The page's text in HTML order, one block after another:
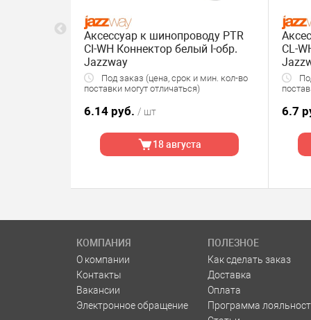
Аксессуар к шинопроводу PTR
CI-WH Коннектор белый I-обр.
Jazzway
Под заказ (цена, срок и мин. кол-во
поставки могут отличаться)
6.14 руб. / шт
18 августа
CL-
6.7
КОМПАНИЯ
О компании
Контакты
Вакансии
Электронное обращение
ПОЛЕЗНОЕ
Как сделать заказ
Доставка
Оплата
Программа